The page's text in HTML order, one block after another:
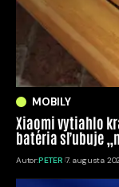
MOBILY
Xiaomi vytiahlo
batéria sľubuje
Autor:PETER 7. augusta